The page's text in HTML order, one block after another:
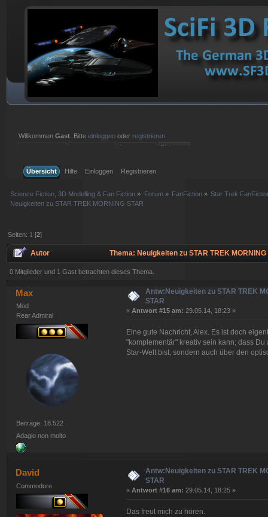
WillkommenGast . Bitteeinloggen oder registrieren
Übersicht
Hilfe Einloggen Registrieren
Science Fiction, 3D Modelling & Fan Fiction » Forum» FanFiction » Star Trek
Neuigkeiten zu STAR TREK MORNING STAR
Seiten: 1 [2]
Autor Thema: Neuigkeiten zu STAR TREK
0 Mitglieder und 1 Gast betrachten dieses Thema.
Max
Mod
Rear Admiral
Beiträge: 18.522
Adagio non molto
Antw:Neuigkeiten zu STAR TREK
STAR
« Antwort #15 am: 29.05.14, 18:23 »
Eine gute Nachricht, Alex. Es ist doch
"komplementär" kreativ sein kann; dass
Star-Welt bist, sondern auch über den
David
Commodore
Antw:Neuigkeiten zu STAR TREK
STAR
« Antwort #16 am: 29.05.14, 18:25 »
Das freut mich zu hören.